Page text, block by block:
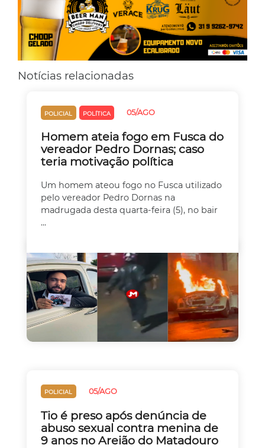
Notícias relacionadas
POLICIAL POLÍTICA 05/AGO
Homem ateia fogo em Fusca do
vereador Pedro Dornas; caso
teria motivação política
Um homem ateou fogo no Fusca utilizado
pelo vereador Pedro Dornas na
madrugada desta quarta-feira (5), no bair
...
POLICIAL 05/AGO
Tio é preso após denúncia de
abuso sexual contra menina de
9 anos no Areião do Matadouro